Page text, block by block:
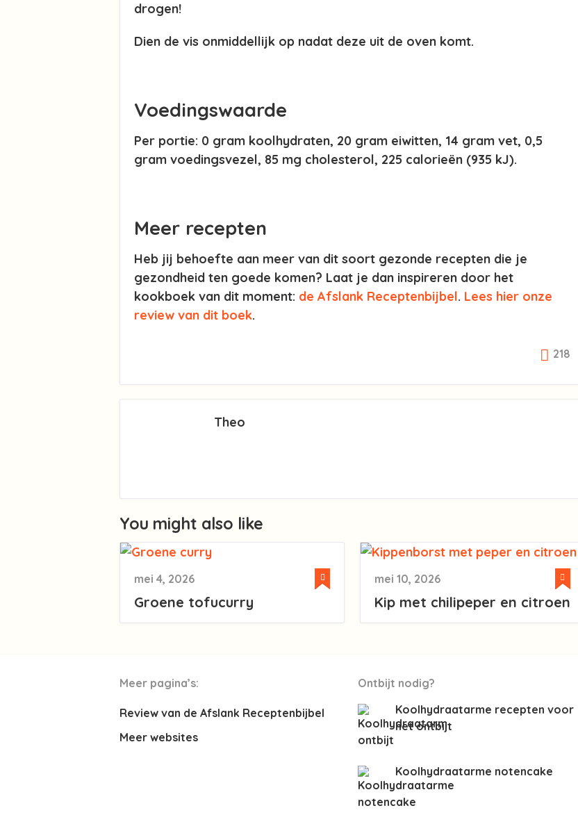
drogen!
Dien de vis onmiddellijk op nadat deze uit de oven komt.
Voedingswaarde
Per portie: 0 gram koolhydraten, 20 gram eiwitten, 14 gram vet, 0,5
gram voedingsvezel, 85 mg cholesterol, 225 calorieën (935 kJ).
Meer recepten
Heb jij behoefte aan meer van dit soort gezonde recepten die je
gezondheid ten goede komen? Laat je dan inspireren door het
kookboek van dit moment: de Afslank Receptenbijbel. Lees hier onze
review van dit boek.
218
Theo
You might also like
mei 4, 2026
Groene tofucurry
mei 10, 2026
Kip met chilipeper en citroen
Meer pagina’s:
Review van de Afslank Receptenbijbel
Meer websites
Ontbijt nodig?
Koolhydraatarme recepten voor
het ontbijt
Koolhydraatarme notencake